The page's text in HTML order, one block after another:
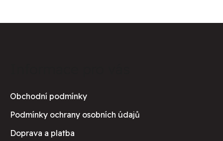
Obchodní podmínky
Podmínky ochrany osobních údajů
Doprava a platba